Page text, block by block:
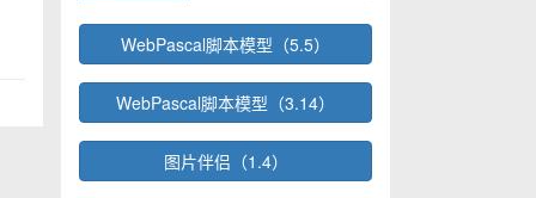
WebPascal脚本模型（5.5）
WebPascal脚本模型（3.14）
图片伴侣（1.4）